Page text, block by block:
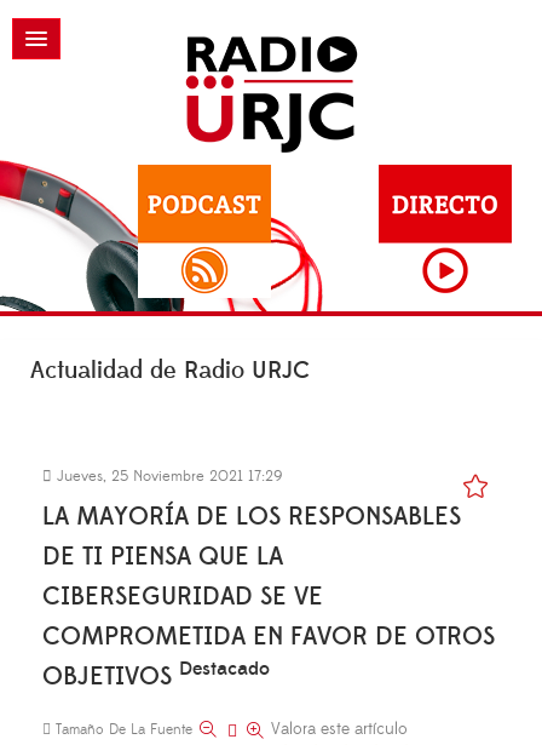
Actualidad de Radio URJC
Jueves, 25 Noviembre 2021 17:29
LA MAYORÍA DE LOS RESPONSABLES
DE TI PIENSA QUE LA
CIBERSEGURIDAD SE VE
COMPROMETIDA EN FAVOR DE OTROS
OBJETIVOS Destacado
Tamaño De La Fuente
Valora este artículo